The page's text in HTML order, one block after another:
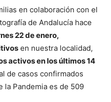
en colaboración con el
de Andalucía hace
22de enero,
en nuestra localidad,
activos en los últimos 14
de casos confirmados
la Pandemia es de 509